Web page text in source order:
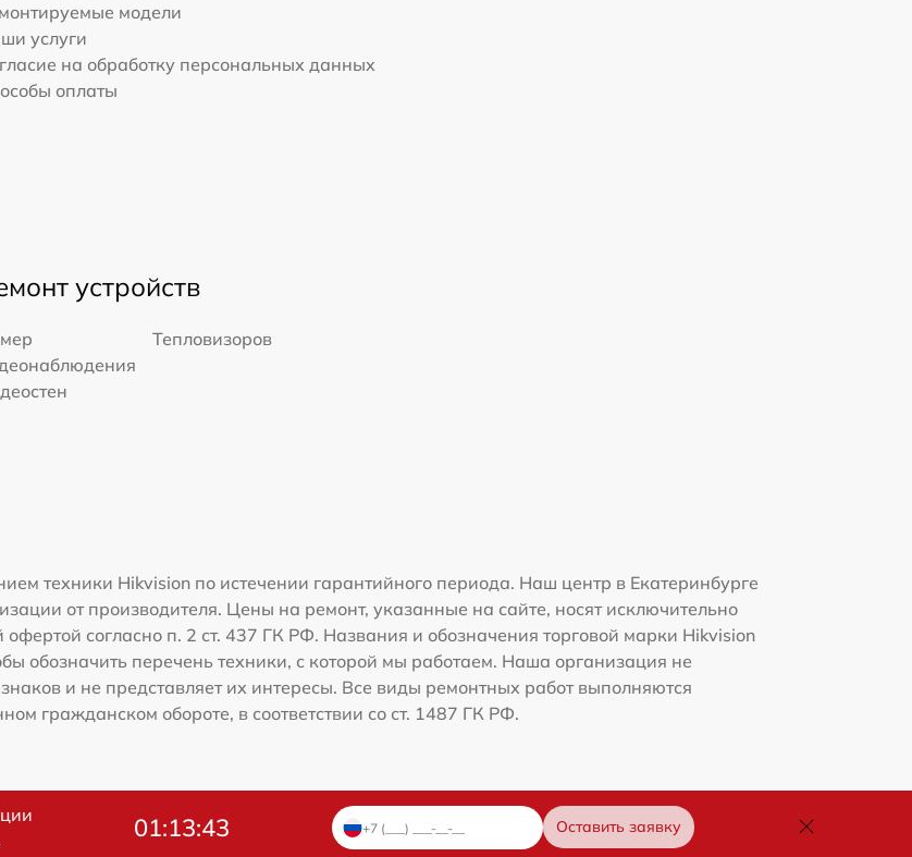
модели
услуги
на обработку персональных данных
оплаты
устройств
Тепловизоров
техники Hikvision по истечении гарантийного периода. Наш центр в Екатеринбурге
от производителя. Цены на ремонт, указанные на сайте, носят исключительно
согласно п. 2 ст. 437 ГК РФ. Названия и обозначения торговой марки Hikvision
обозначить перечень техники, с которой мы работаем. Наша организация не
и не представляет их интересы. Все виды ремонтных работ выполняются
гражданском обороте, в соответствии со ст. 1487 ГК РФ.
01:13:42 Оставить заявку